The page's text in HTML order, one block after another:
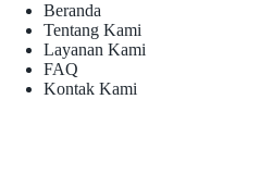
Beranda
Tentang Kami
Layanan Kami
FAQ
Kontak Kami